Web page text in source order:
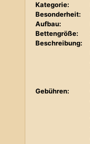
Kategorie:
Besonderheit:
Aufbau:
Bettengröße:
Beschreibung:
Gebühren: